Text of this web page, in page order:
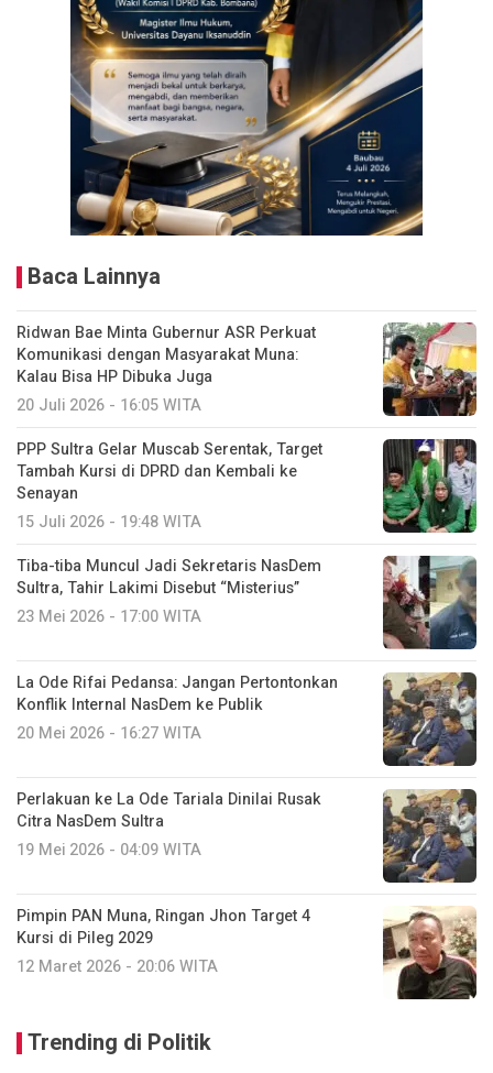
Baca Lainnya
Ridwan Bae Minta Gubernur ASR Perkuat
Komunikasi dengan Masyarakat Muna:
Kalau Bisa HP Dibuka Juga
20 Juli 2026 - 16:05 WITA
PPP Sultra Gelar Muscab Serentak, Target
Tambah Kursi di DPRD dan Kembali ke
Senayan
15 Juli 2026 - 19:48 WITA
Tiba-tiba Muncul Jadi Sekretaris NasDem
Sultra, Tahir Lakimi Disebut “Misterius”
23 Mei 2026 - 17:00 WITA
La Ode Rifai Pedansa: Jangan Pertontonkan
Konflik Internal NasDem ke Publik
20 Mei 2026 - 16:27 WITA
Perlakuan ke La Ode Tariala Dinilai Rusak
Citra NasDem Sultra
19 Mei 2026 - 04:09 WITA
Pimpin PAN Muna, Ringan Jhon Target 4
Kursi di Pileg 2029
12 Maret 2026 - 20:06 WITA
Trending di Politik